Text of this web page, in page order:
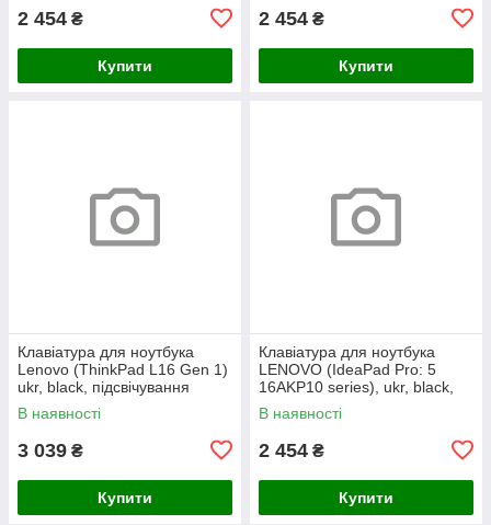
2 454 ₴
Купити
2 454 ₴
Купити
Клавіатура для ноутбука
Lenovo (ThinkPad L16 Gen 1)
ukr, black, підсвічування
клавіш (copilot)
В наявності
3 039 ₴
Купити
Клавіатура для ноутбука
LENOVO (IdeaPad Pro: 5
16AKP10 series), ukr, black,
без кадру, підсвічування
клавіш
В наявності
2 454 ₴
Купити